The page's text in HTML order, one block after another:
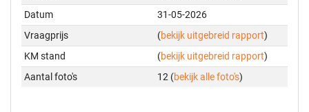
Datum
31-05-2026
Vraagprijs
(bekijk uitgebreid rapport)
KM stand
(bekijk uitgebreid rapport)
Aantal foto's
12 (bekijk alle foto's)